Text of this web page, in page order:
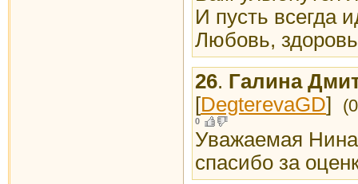
И пусть всегда
Любовь,
26. Галина
[DegterevaGD]
0
Уважаемая
спасибо за